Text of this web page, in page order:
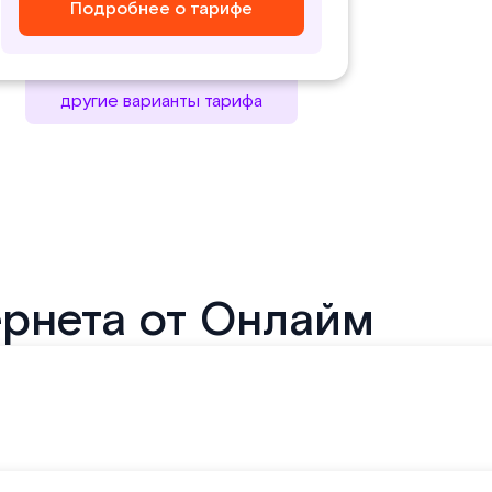
Подробнее о тарифе
Подробнее о тарифе
Подробнее о тарифе
другие варианты тарифа
от Онлайм